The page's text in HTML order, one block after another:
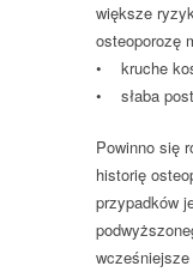
większe
osteoporozę
• kruche
• słaba
Powinno się
historię
przypadków